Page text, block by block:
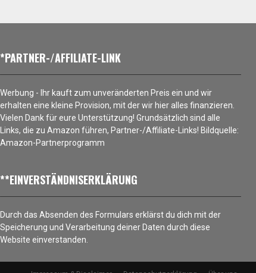
*PARTNER-/AFFILIATE-LINK
Werbung - Ihr kauft zum unveränderten Preis ein und wir
erhalten eine kleine Provision, mit der wir hier alles finanzieren.
Vielen Dank für eure Unterstützung! Grundsätzlich sind alle
Links, die zu Amazon führen, Partner-/Affiliate-Links! Bildquelle:
Amazon-Partnerprogramm
**EINVERSTÄNDNISERKLÄRUNG
Durch das Absenden des Formulars erklärst du dich mit der
Speicherung und Verarbeitung deiner Daten durch diese
Website einverstanden.